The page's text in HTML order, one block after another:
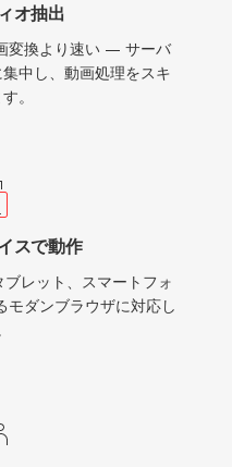
音楽ライブラリの整
オ抽出
変換より速い — サーバ
中し、動画処理をスキ
。
スで動作
レット、スマートフォ
ダンブラウザに対応し